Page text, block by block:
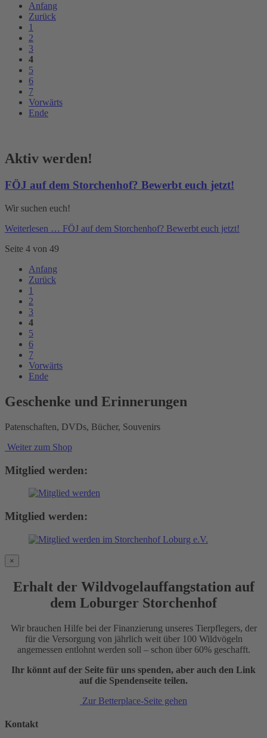
Anfang
Zurück
1
2
3
4
5
6
7
Vorwärts
Ende
Aktiv werden!
FÖJ auf dem Storchenhof? Bewerbt euch jetzt!
Wir suchen euch!
Weiterlesen … FÖJ auf dem Storchenhof? Bewerbt euch jetzt!
Seite 4 von 49
Anfang
Zurück
1
2
3
4
5
6
7
Vorwärts
Ende
Geschenke und Erinnerungen
Patenschaften, DVDs, Bücher, Souvenirs
Weiter zum Shop
Mitglied werden:
Mitglied werden:
×
Erhalt der Wildvogelauffangstation auf
dem Loburger Storchenhof
Wir brauchen Hilfe bei der Finanzierung unseres Tierpflegers, der
für die Versorgung von jährlich weit über 100 Wildvögeln
angemessen entlohnt werden soll – schon über 60% geschafft.
Ihr könnt auf der Seite für uns spenden, aber auch den Link
auf die Spendenseite teilen.
Zur Betterplace-Seite gehen
Kontakt